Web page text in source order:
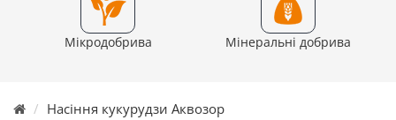
Мікродобрива Мінеральні добрива
Насіння кукурудзи Аквозор